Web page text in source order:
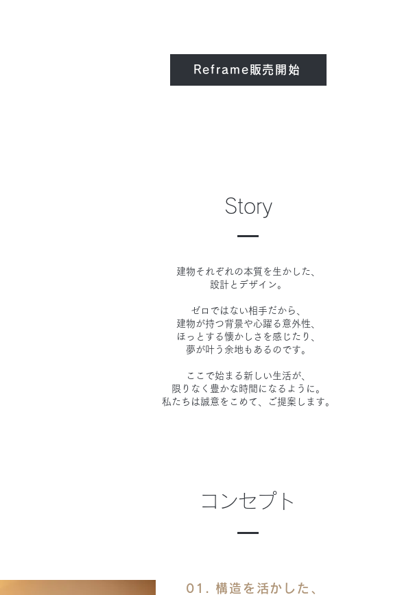
Reframe販売開始
Story
建物それぞれの本質を生かした、
設計とデザイン。
ゼロではない相手だから、
建物が持つ背景や心躍る意外性、
ほっとする懐かしさを感じたり、
夢が叶う余地もあるのです。
ここで始まる新しい生活が、
限りなく豊かな時間になるように。
私たちは誠意をこめて、ご提案します。
コンセプト
01. 構造を活かした、